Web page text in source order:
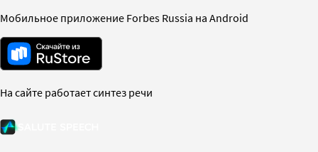
Мобильное приложение Forbes Russia на Android
На сайте работает синтез речи